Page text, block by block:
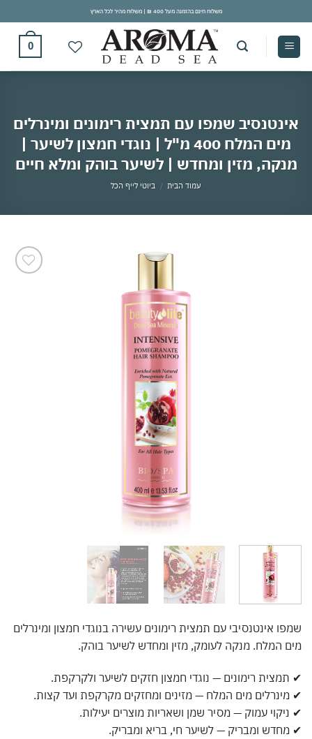
to
content
משלוח חינם בהזמנה מעל 400 ₪ | משלוח מהיר לכל הארץ
0
אינטנסיב שמפו עם תמצית רימונים ומינרלים
מים המלח 400 מ"ל | נוגדי חמצון לשיער |
מנקה, מזין ומחדש | לשיער בוהק ומלא חיים
עמוד הבית / ביוטי לייף הכל
שמפו אינטנסיבי עם תמצית רימונים עשירה בנוגדי חמצון ומינרלים
מים המלח. מנקה לעומק, מזין ומחדש לשיער בוהק.
✔ תמצית רימונים — נוגדי חמצון חזקים לשיער ולקרקפת.
✔ מינרלים מים המלח — מזינים ומחזקים מקרקפת ועד קצות.
✔ ניקוי עמוק — מסיר שמן ושאריות מוצרים יעילות.
✔ מחדש ומבריק — לשיער חי, בריא ומבריק.